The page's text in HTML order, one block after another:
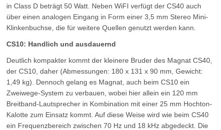
in Class D beträgt 50 Watt. Neben WiFI verfügt der CS40 auch
über einen analogen Eingang in Form einer 3,5 mm Stereo Mini-
Klinkenbuchse, die für weitere Quellen genutzt werden kann.
CS10: Handlich und ausdauernd
Deutlich kompakter kommt der kleinere Bruder des Magnat CS40,
der CS10, daher (Abmessungen: 180 x 131 x 90 mm, Gewicht:
1,49 kg). Dennoch gelang es Magnat, auch beim CS10 ein
Zweiwege-System zu verbauen, wobei hier allein ein 120 mm
Breitband-Lautsprecher in Kombination mit einer 25 mm Hochton-
Kalotte zum Einsatz kommt. Auf diese Weise wird wie beim CS40
ein Frequenzbereich zwischen 70 Hz und 18 kHz abgedeckt. Die